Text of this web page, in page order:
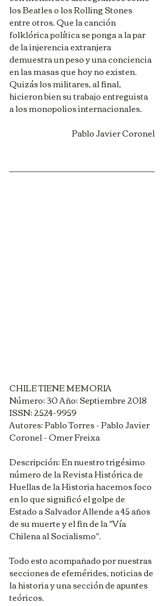
los Beatles o los Rolling Stones
entre otros. Que la canción
folklórica política se ponga a la par
de la injerencia extranjera
demuestra un peso y una conciencia
en las masas que hoy no existen.
Quizás los militares, al final,
hicieron bien su trabajo entreguista
a los monopolios internacionales.
Pablo Javier Coronel
CHILE TIENE MEMORIA
Número: 30 Año: Septiembre 2018
ISSN: 2524-9959
Autores: Pablo Torres - Pablo Javier
Coronel - Omer Freixa
Descripción: En nuestro trigésimo
número de la Revista Histórica de
Huellas de la Historia hacemos foco
en lo que significó el golpe de
Estado a Salvador Allende a 45 años
de su muerte y el fin de la "Vía
Chilena al Socialismo".
Todo esto acompañado por nuestras
secciones de efemérides, noticias de
la historia y una sección de apuntes
teóricos.